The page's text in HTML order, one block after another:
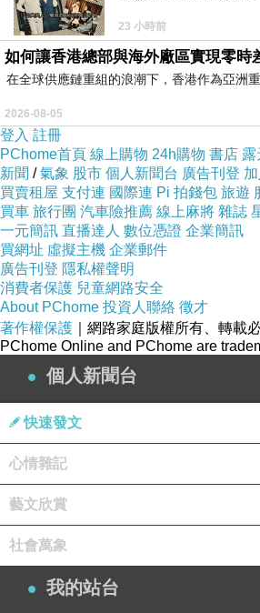
23 小時前
如何讓香港總部與海外廠區實現零時
在全球供應鏈重組的浪潮下，香港作為亞洲
2026-08-05
登入 註冊
PChome首頁 線上購物 24h購物 書店 露
新聞 /氣象 股市 個人新聞台 廣告刊登
買賣租屋 支付連 國際連 Pi 拍錢包 旅遊
買車 旅行團 汽車險推薦 線上麻將 雜誌
一元簡訊 直播達人 數位憑證 企業簡訊
買網址 虛擬主機 企業郵件
廣告刊登 隱私權聲明
消費者保護 兒童網路安全
About PChome 投資人聯絡 徵才
著作權保護 ｜網路家庭版權所有、轉載
PChome Online and PChome are
個人新聞台
快速發文
心情雜記
藝文欣賞
社會萬象
我的站台